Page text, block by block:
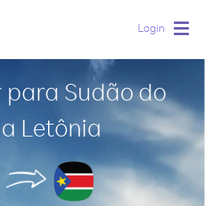
Login
para Sudão do
Letônia